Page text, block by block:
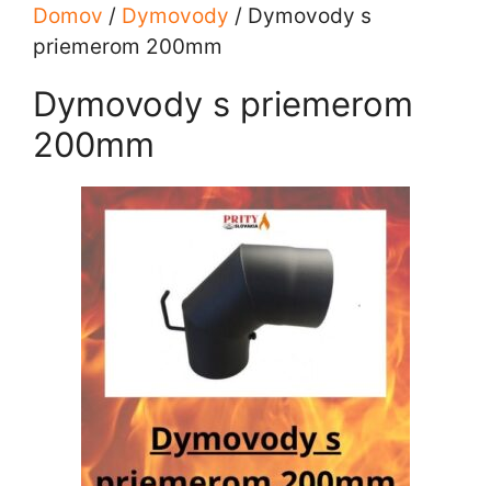
Domov / Dymovody / Dymovody s
priemerom 200mm
Dymovody s priemerom
200mm